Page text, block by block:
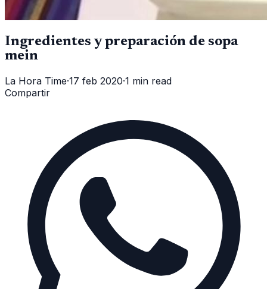
Ingredientes y preparación de sopa
mein
La Hora Time·17 feb 2020·1 min read
Compartir